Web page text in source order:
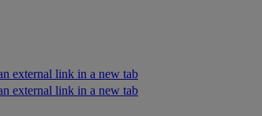
external link in a new tab
external link in a new tab